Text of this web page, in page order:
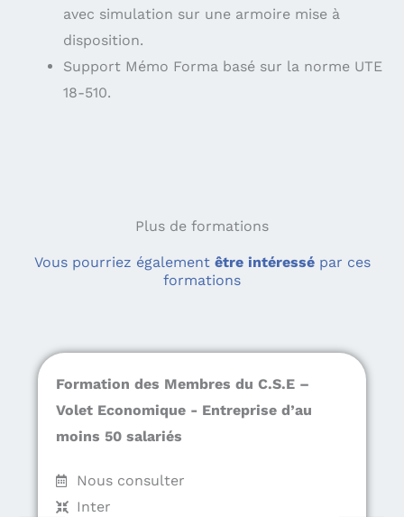
avec simulation sur une armoire mise à
disposition.
Support Mémo Forma basé sur la norme UTE
18-510.
Plus de formations
Vous pourriez également être intéressé par ces
formations
Formation des Membres du C.S.E –
Volet Economique - Entreprise d’au
moins 50 salariés
Nous consulter
Inter